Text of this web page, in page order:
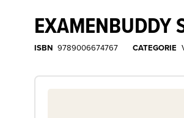
EXAMENBUDDY
ISBN 9789006674767 CATEGORIE